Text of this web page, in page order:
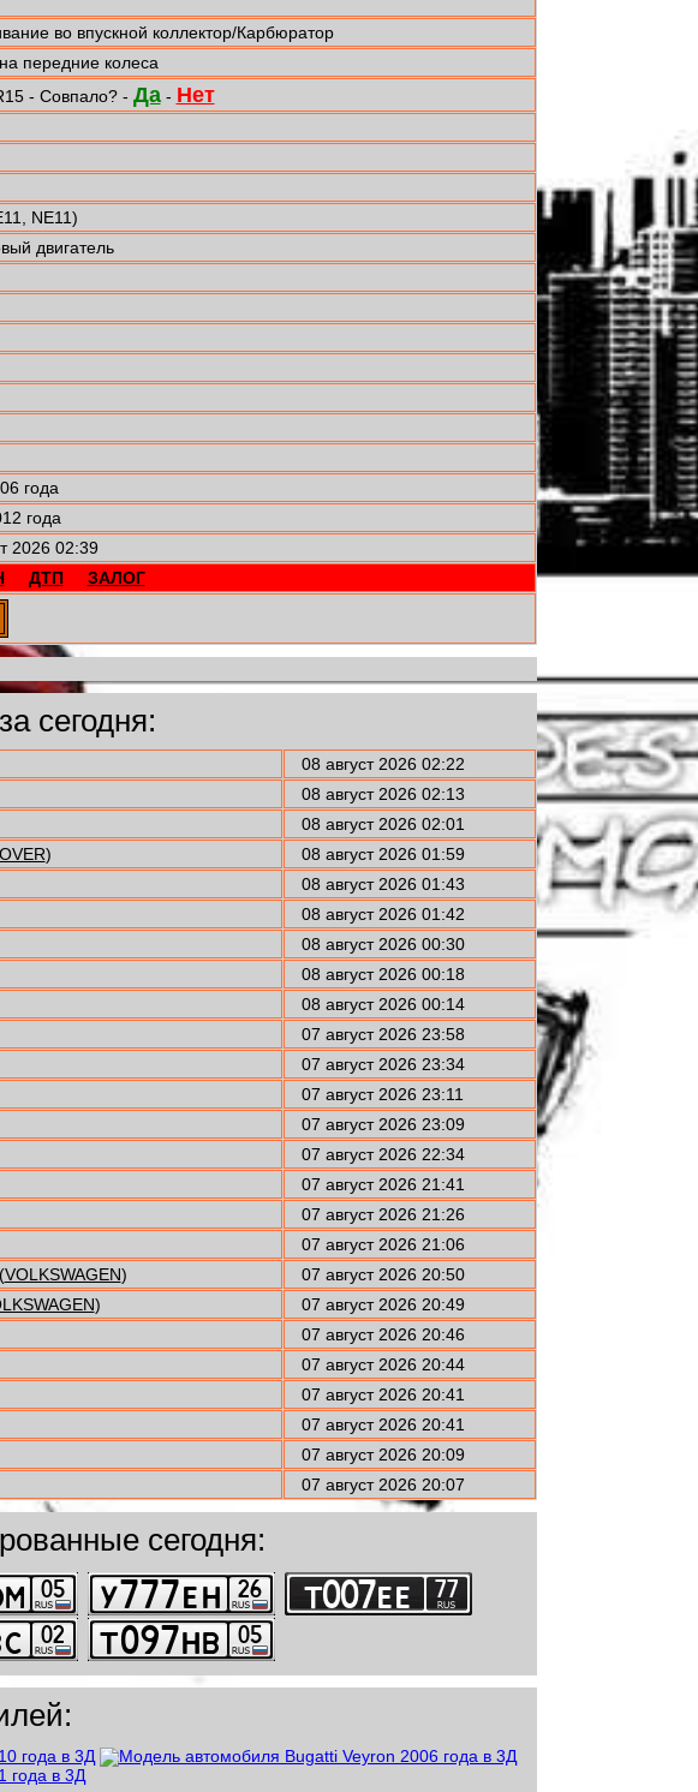
во впускной коллектор/Карбюратор
передние колеса
- Совпало? - Да- Нет
NE11)
двигатель
года
года
2026 02:39
ДТП ЗАЛОГ
сегодня:
08 август 2026 02:22
08 август 2026 02:13
08 август 2026 02:01
)
08 август 2026 01:59
08 август 2026 01:43
08 август 2026 01:42
08 август 2026 00:30
08 август 2026 00:18
08 август 2026 00:14
07 август 2026 23:58
07 август 2026 23:34
07 август 2026 23:11
07 август 2026 23:09
07 август 2026 22:34
07 август 2026 21:41
07 август 2026 21:26
07 август 2026 21:06
VOLKSWAGEN)
07 август 2026 20:50
)
07 август 2026 20:49
07 август 2026 20:46
07 август 2026 20:44
07 август 2026 20:41
07 август 2026 20:41
07 август 2026 20:09
07 август 2026 20:07
сегодня: